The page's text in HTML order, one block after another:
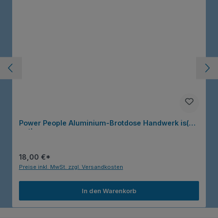
Power People Aluminium-Brotdose Handwerk is(s)t
gut!
18,00 €*
Preise inkl. MwSt. zzgl. Versandkosten
In den Warenkorb